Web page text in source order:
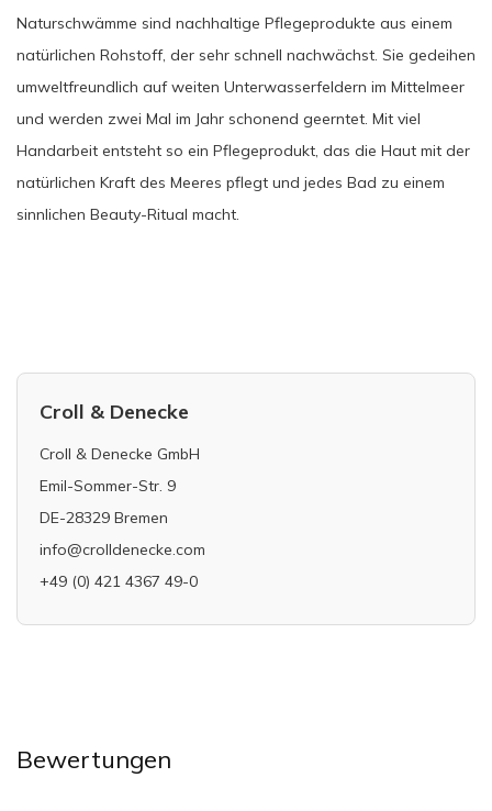
Naturschwämme sind nachhaltige Pflegeprodukte aus einem
natürlichen Rohstoff, der sehr schnell nachwächst. Sie gedeihen
umweltfreundlich auf weiten Unterwasserfeldern im Mittelmeer
und werden zwei Mal im Jahr schonend geerntet. Mit viel
Handarbeit entsteht so ein Pflegeprodukt, das die Haut mit der
natürlichen Kraft des Meeres pflegt und jedes Bad zu einem
sinnlichen Beauty-Ritual macht.
Croll & Denecke
Croll & Denecke GmbH
Emil-Sommer-Str. 9
DE-28329 Bremen
info@crolldenecke.com
+49 (0) 421 4367 49-0
Bewertungen